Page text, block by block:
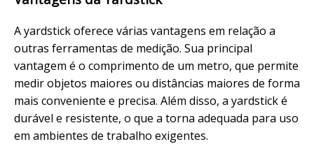
A yardstick oferece várias vantagens em relação a
outras ferramentas de medição. Sua principal
vantagem é o comprimento de um metro, que permite
medir objetos maiores ou distâncias maiores de forma
mais conveniente e precisa. Além disso, a yardstick é
durável e resistente, o que a torna adequada para uso
em ambientes de trabalho exigentes.